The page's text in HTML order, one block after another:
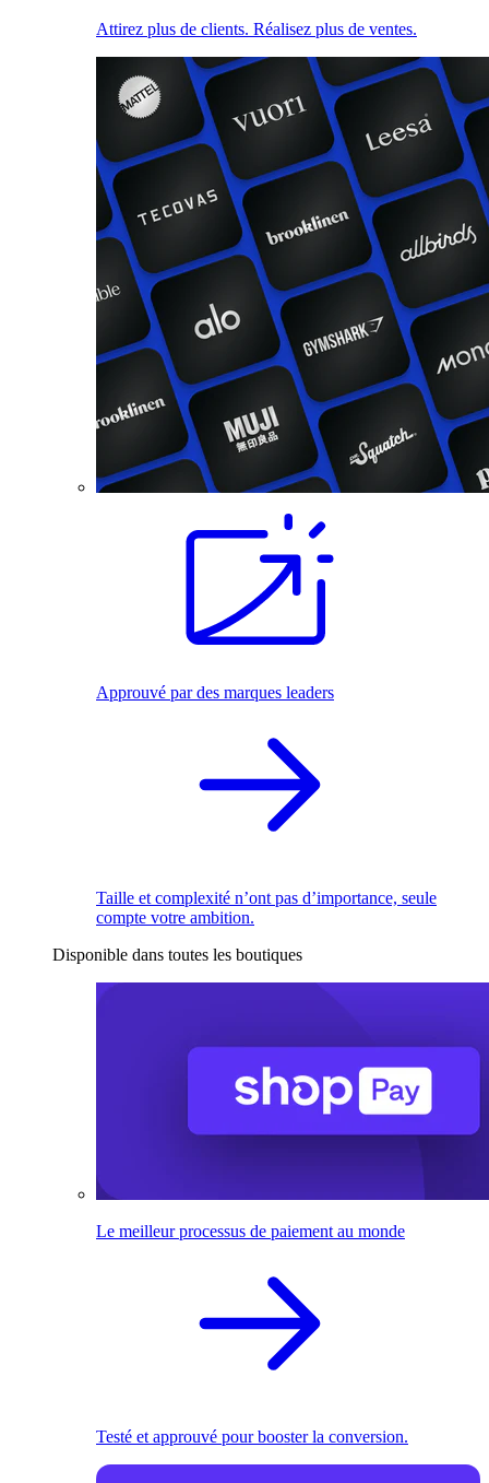
Attirez plus de clients. Réalisez plus de ventes.
Approuvé par des marques leaders
Taille et complexité n’ont pas d’importance, seule
compte votre ambition.
Disponible dans toutes les boutiques
Le meilleur processus de paiement au monde
Testé et approuvé pour booster la conversion.